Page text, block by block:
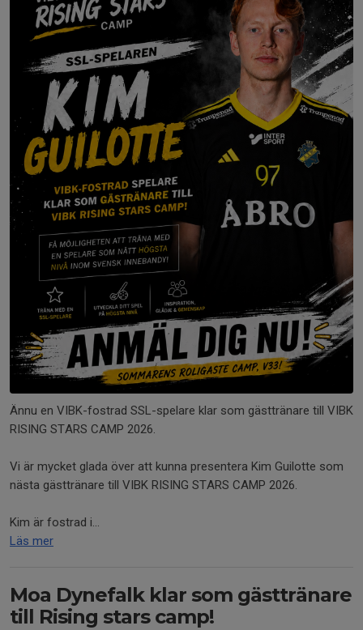
Ännu en VIBK-fostrad SSL-spelare klar som gästtränare till VIBK
RISING STARS CAMP 2026.
Vi är mycket glada över att kunna presentera Kim Guilotte som
nästa gästtränare till VIBK RISING STARS CAMP 2026.
Kim är fostrad i...
Läs mer
Moa Dynefalk klar som gästtränare
till Rising stars camp!